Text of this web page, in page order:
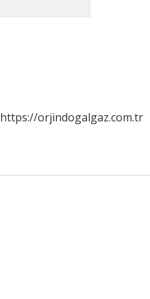
https://orjindogalgaz.com.tr